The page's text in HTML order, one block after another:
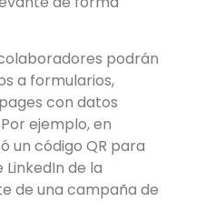
podrán
a formularios,
con datos
ejemplo, en
un código QR para
de la
de una campaña de